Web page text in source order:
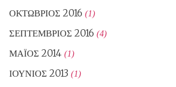
ΟΚΤΏΒΡΙΟΣ 2016 (1)
ΣΕΠΤΈΜΒΡΙΟΣ 2016 (4)
ΜΆΙΟΣ 2014 (1)
ΙΟΎΝΙΟΣ 2013 (1)